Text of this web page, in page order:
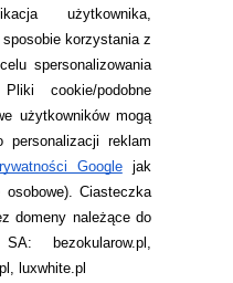
użytkownika,
korzystania z
spersonalizowania
Pliki cookie/podobne
użytkowników mogą
personalizacji reklam
Googlejak
osobowe). Ciasteczka
domeny należące do
bezokularow.pl,
luxwhite.pl